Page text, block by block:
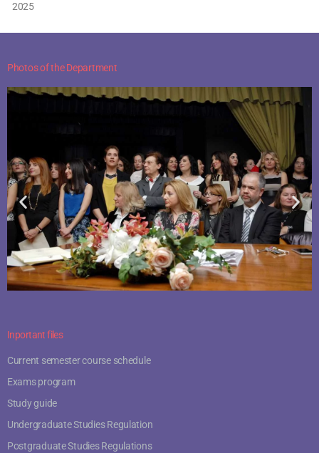
2025
Photos of the Department
Inportant files
Current semester course schedule
Exams program
Study guide
Undergraduate Studies Regulation
Postgraduate Studies Regulations